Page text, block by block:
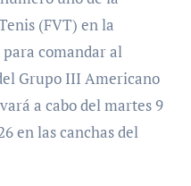
(FVT) en la
comandar al
Grupo III Americano
a cabo del martes 9
en las canchas del